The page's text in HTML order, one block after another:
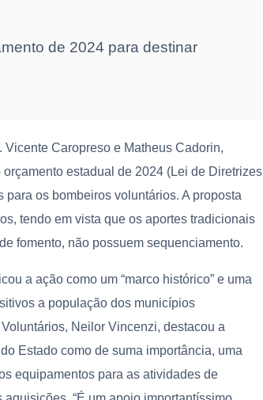
de 2024 para destinar
Caropreso e Matheus Cadorin,
estadual de 2024 (Lei de Diretrizes
os bombeiros voluntários. A proposta
tendo em vista que os aportes tradicionais
fomento, não possuem sequenciamento.
a ação como um “marco histórico” e uma
a população dos municípios
Neilor Vincenzi, destacou a
Estado como de suma importância, uma
equipamentos para as atividades de